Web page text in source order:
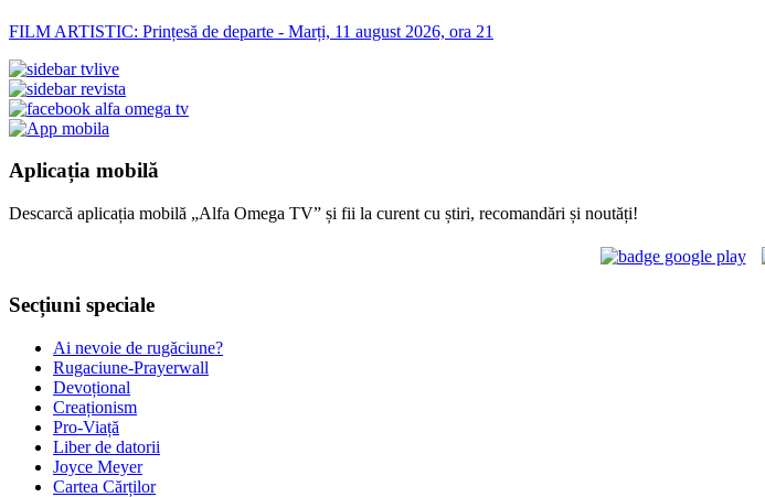
FILM ARTISTIC: Prințesă de departe - Marți, 11 august 2026, ora 21
Aplicația mobilă
Descarcă aplicația mobilă „Alfa Omega TV” și fii la curent cu știri, recomandări și noutăți!
Secțiuni speciale
Ai nevoie de rugăciune?
Rugaciune-Prayerwall
Devoțional
Creaționism
Pro-Viață
Liber de datorii
Joyce Meyer
Cartea Cărților